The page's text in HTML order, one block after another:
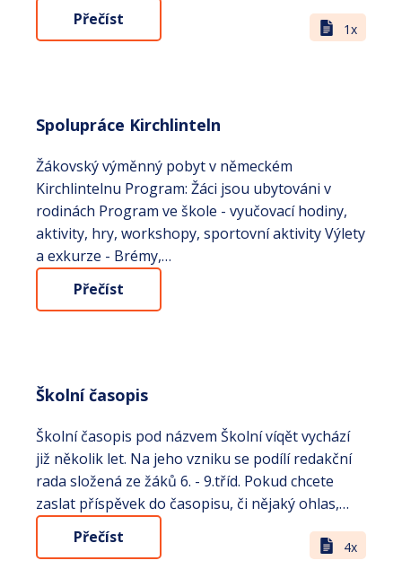
Přečíst
1x
Spolupráce Kirchlinteln
Žákovský výměnný pobyt v německém
Kirchlintelnu Program: Žáci jsou ubytováni v
rodinách Program ve škole - vyučovací hodiny,
aktivity, hry, workshopy, sportovní aktivity Výlety
a exkurze - Brémy,…
Přečíst
Školní časopis
Školní časopis pod názvem Školní víqět vychází
již několik let. Na jeho vzniku se podílí redakční
rada složená ze žáků 6. - 9.tříd. Pokud chcete
zaslat příspěvek do časopisu, či nějaký ohlas,…
Přečíst
4x